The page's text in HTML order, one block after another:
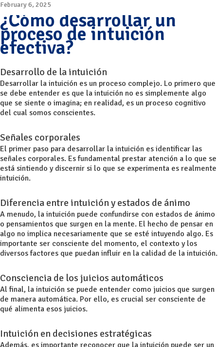
February 6, 2025
¿Cómo desarrollar un
proceso de intuición
efectiva?
Desarrollo de la intuición
Desarrollar la intuición es un proceso complejo. Lo primero que
se debe entender es que la intuición no es simplemente algo
que se siente o imagina; en realidad, es un proceso cognitivo
del cual somos conscientes.
Señales corporales
El primer paso para desarrollar la intuición es identificar las
señales corporales. Es fundamental prestar atención a lo que se
está sintiendo y discernir si lo que se experimenta es realmente
intuición.
Diferencia entre intuición y estados de ánimo
A menudo, la intuición puede confundirse con estados de ánimo
o pensamientos que surgen en la mente. El hecho de pensar en
algo no implica necesariamente que se esté intuyendo algo. Es
importante ser consciente del momento, el contexto y los
diversos factores que puedan influir en la calidad de la intuición.
Consciencia de los juicios automáticos
Al final, la intuición se puede entender como juicios que surgen
de manera automática. Por ello, es crucial ser consciente de
qué alimenta esos juicios.
Intuición en decisiones estratégicas